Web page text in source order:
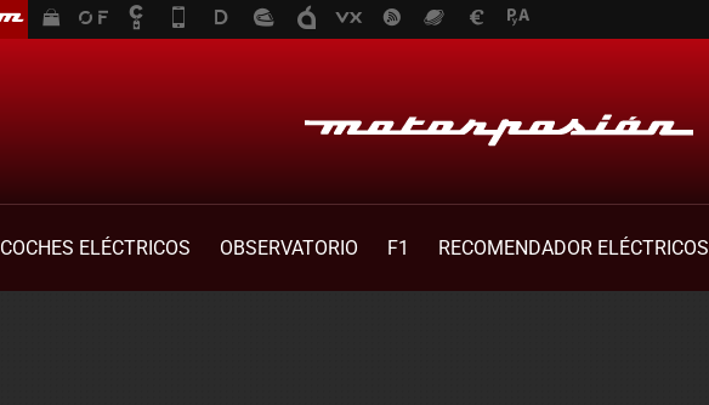
COCHES ELÉCTRICOS OBSERVATORIO F1
RECOMENDADOR ELÉCTRICOS